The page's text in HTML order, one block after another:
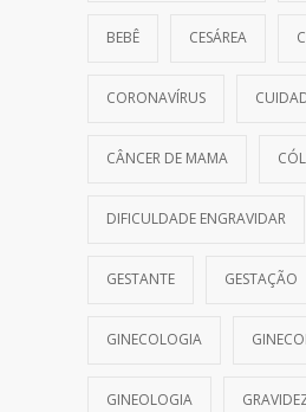
BEBÊ CESÁREA
CORONAVÍRUS
CÂNCER DE MAMA
DIFICULDADE ENGRAVIDAR
GESTANTE GESTAÇÃO
GINECOLOGIA
GINEOLOGIA